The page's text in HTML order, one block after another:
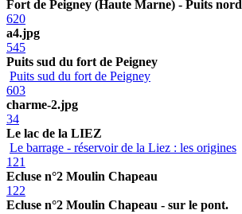
Fort de Peigney (Haute Marne) - Puits nord
620
a4.jpg
545
Puits sud du fort de Peigney
Puits sud du fort de Peigney
603
charme-2.jpg
34
Le lac de la LIEZ
Le barrage - réservoir de la Liez : les origines
121
Ecluse n°2 Moulin Chapeau
122
Ecluse n°2 Moulin Chapeau - sur le pont.